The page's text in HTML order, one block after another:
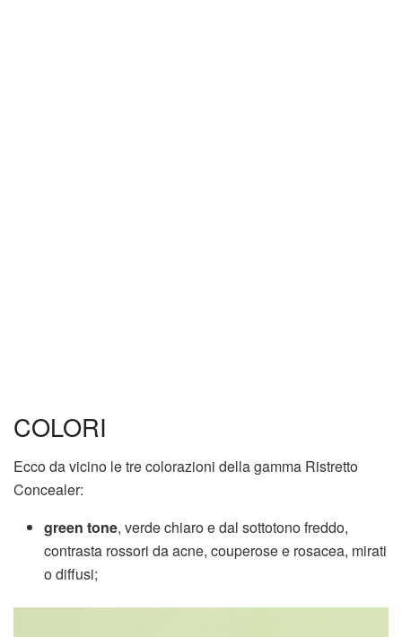
COLORI
Ecco da vicino le tre colorazioni della gamma Ristretto
Concealer:
green tone, verde chiaro e dal sottotono freddo,
contrasta rossori da acne, couperose e rosacea, mirati
o diffusi;